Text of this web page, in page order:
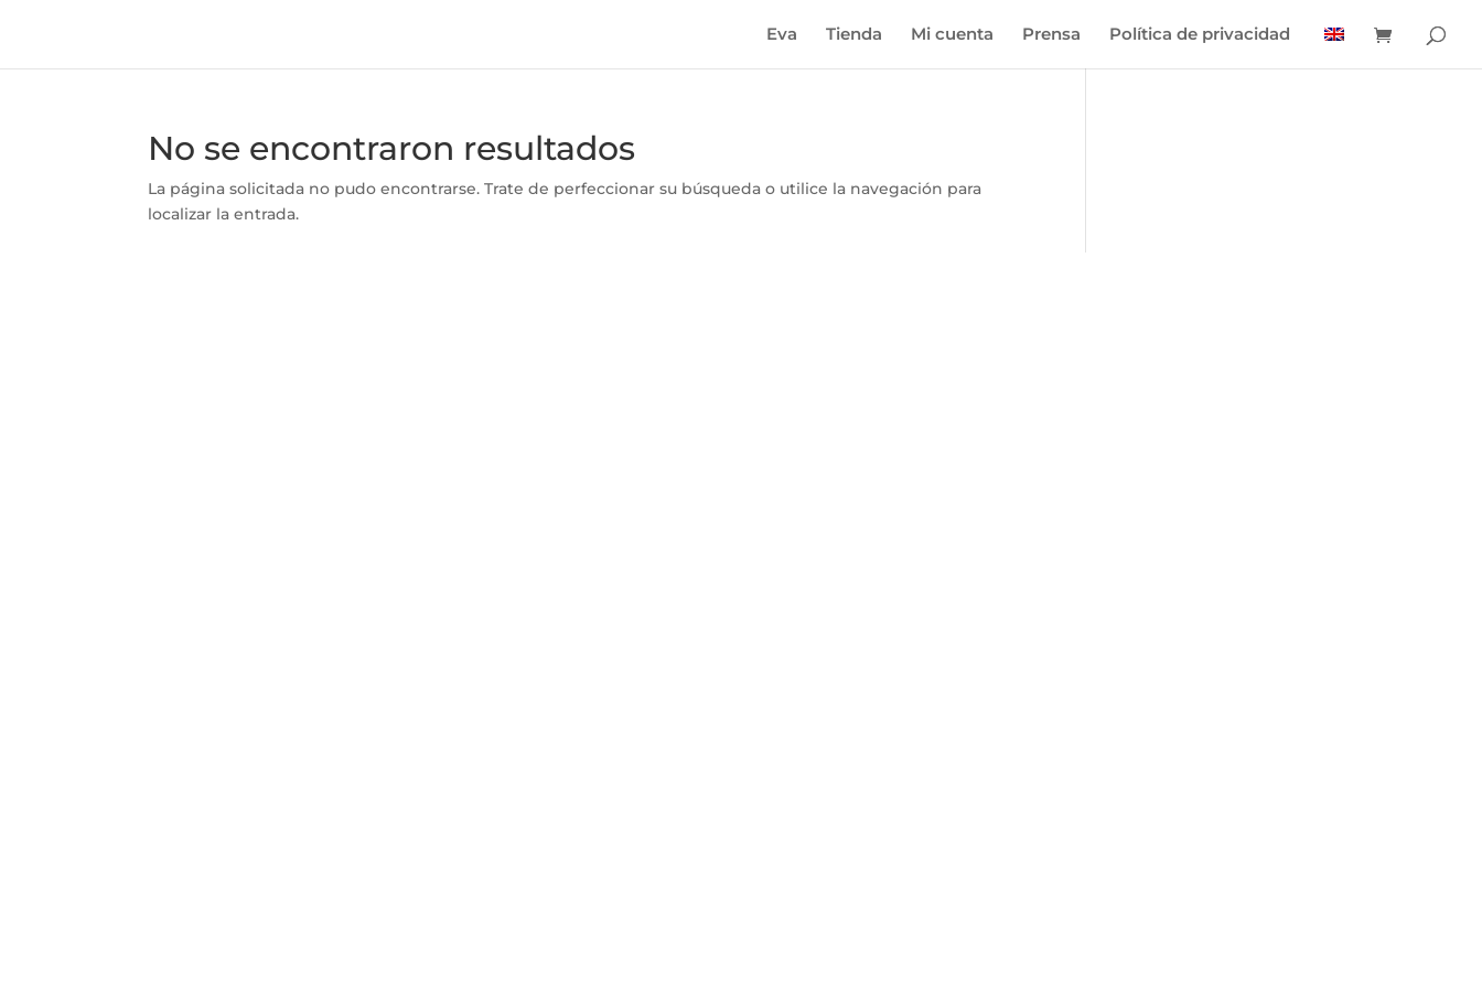
Eva Tienda Mi cuenta Prensa Política de privacidad
No se encontraron resultados
La página solicitada no pudo encontrarse. Trate de perfeccionar su búsqueda o utilice la navegación para
localizar la entrada.